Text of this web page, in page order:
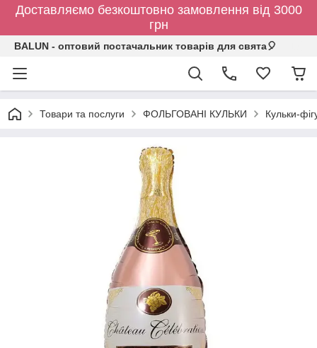
Доставляємо безкоштовно замовлення від 3000
грн
BALUN - оптовий постачальник товарів для свята🎈
Товари та послуги ФОЛЬГОВАНІ КУЛЬКИ Кульки-